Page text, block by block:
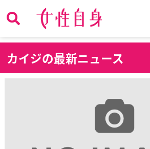
カイジの最新ニュース